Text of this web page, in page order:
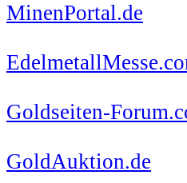
MinenPortal.de
Goldseiten-
GoldAuktion.de